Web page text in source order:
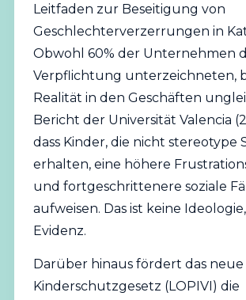
Leitfaden zur Beseitigung von
Geschlechterverzerrungen in
Obwohl 60% der Unternehmen
Verpflichtung unterzeichneten,
Realität in den Geschäften
Bericht der Universität Valencia
dass Kinder, die nicht stereotype
erhalten, eine höhere
und fortgeschrittenere soziale
aufweisen. Das ist keine
Evidenz.
Darüber hinaus fördert das neue
Kinderschutzgesetz (LOPIVI) die